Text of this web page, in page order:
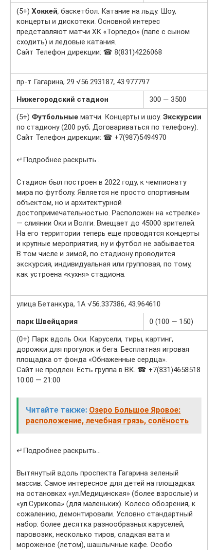
(5+) Хоккей, баскетбол. Катание на льду. Шоу,
концерты и дискотеки. Основной интерес
представляют матчи ХК «Торпедо» (папе с сыном
сходить) и ледовые катания.
Сайт Телефон дирекции: ☎ 8(831)4226068
пр-т Гагарина, 29 √56.293187, 43.977797
Нижегородский стадион
300 — 3500
(5+) Футбольные матчи. Концерты и шоу. Экскурсии
по стадиону (200 руб; Договариваться по телефону).
Сайт Телефон дирекции: ☎ +7(987)5494970
↵Подробнее раскрыть…
Стадион был построен в 2022 году, к чемпионату
мира по футболу. Является не просто спортивным
объектом, но и архитектурной
достопримечательностью. Расположен на «стрелке»
— слиянии Оки и Волги. Вмещает до 45000 зрителей.
На его территории теперь еще проводятся концерты
и крупные мероприятия, ну и футбол не забывается.
В том числе и зимой, по стадиону проводится
экскурсия, индивидуальная или групповая, по тому,
как устроена «кухня» стадиона.
улица Бетанкура, 1А √56.337386, 43.964610
парк Швейцария
0 (100 — 150)
(0+) Парк вдоль Оки. Карусели, тиры, картинг,
дорожки для прогулок и бега. Бесплатная игровая
площадка от фонда «Обнаженные сердца».
Сайт не продлен. Есть группа в ВК. ☎ +7(831)4658518
10:00 — 21:00
Читайте также: Озеро Большое Яровое:
расположение, лечебная грязь, солёность
↵Подробнее раскрыть…
Вытянутый вдоль проспекта Гагарина зеленый
массив. Самое интересное для детей на площадках
на остановках «ул.Медицинская» (более взрослые) и
«ул.Сурикова» (для маленьких). Колесо обозрения, к
сожалению, демонтировали. Условно стандартный
набор: более десятка разнообразных каруселей,
паровозик, несколько тиров, сладкая вата и
мороженое (летом), шашлычные кафе. Особо